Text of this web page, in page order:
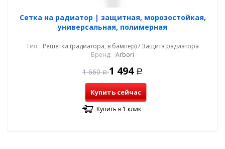
Cетка на радиатор | защитная, морозостойкая,
универсальная, полимерная
Тип: Решетки (радиатора, в бампер) / Защита радиатора
Бренд: Arbori
1 660 Р 1 494 Р
Купить сейчас
Купить в 1 клик